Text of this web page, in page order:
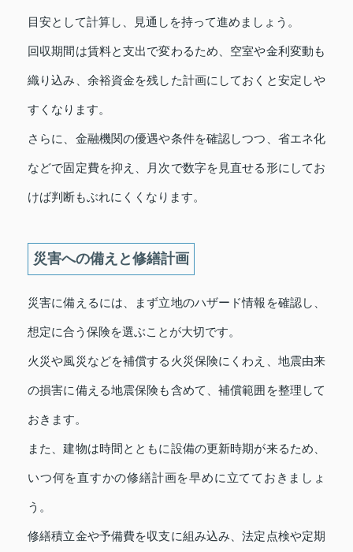
目安として計算し、見通しを持って進めましょう。
回収期間は賃料と支出で変わるため、空室や金利変動も
織り込み、余裕資金を残した計画にしておくと安定しや
すくなります。
さらに、金融機関の優遇や条件を確認しつつ、省エネ化
などで固定費を抑え、月次で数字を見直せる形にしてお
けば判断もぶれにくくなります。
災害への備えと修繕計画
災害に備えるには、まず立地のハザード情報を確認し、
想定に合う保険を選ぶことが大切です。
火災や風災などを補償する火災保険にくわえ、地震由来
の損害に備える地震保険も含めて、補償範囲を整理して
おきます。
また、建物は時間とともに設備の更新時期が来るため、
いつ何を直すかの修繕計画を早めに立てておきましょ
う。
修繕積立金や予備費を収支に組み込み、法定点検や定期